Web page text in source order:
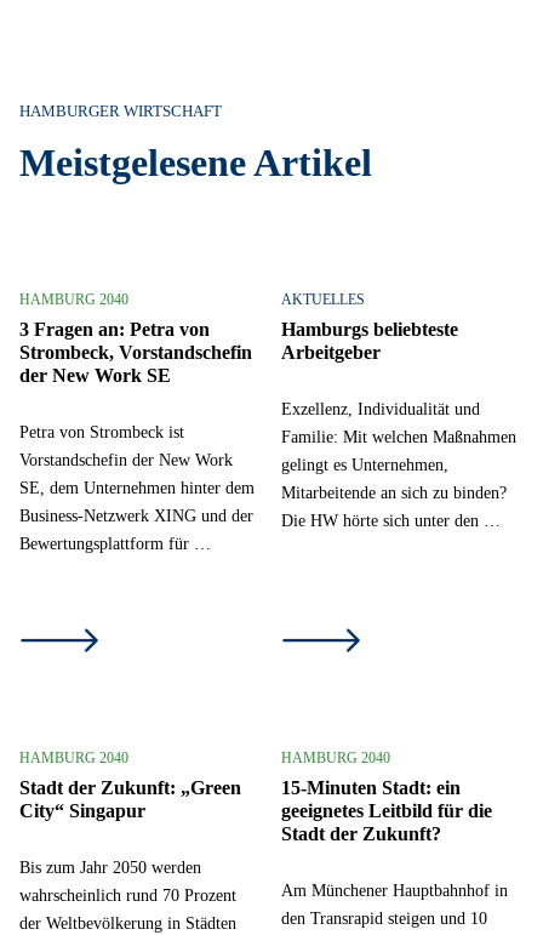
HAMBURGER WIRTSCHAFT
Meistgelesene Artikel
HAMBURG 2040
3 Fragen an: Petra von
Strombeck, Vorstandschefin
der New Work SE
Petra von Strombeck ist
Vorstandschefin der New Work
SE, dem Unternehmen hinter dem
Business-Netzwerk XING und der
Bewertungsplattform für …
AKTUELLES
Hamburgs beliebteste
Arbeitgeber
Exzellenz, Individualität und
Familie: Mit welchen Maßnahmen
gelingt es Unternehmen,
Mitarbeitende an sich zu binden?
Die HW hörte sich unter den …
HAMBURG 2040
Stadt der Zukunft: „Green
City“ Singapur
Bis zum Jahr 2050 werden
wahrscheinlich rund 70 Prozent
der Weltbevölkerung in Städten
HAMBURG 2040
15-Minuten Stadt: ein
geeignetes Leitbild für die
Stadt der Zukunft?
Am Münchener Hauptbahnhof in
den Transrapid steigen und 10